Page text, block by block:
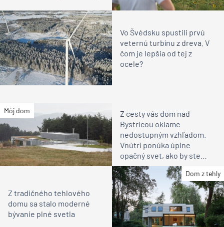
Vo Švédsku spustili prvú
veternú turbínu z dreva. V
čom je lepšia od tej z
ocele?
Môj dom
Z cesty vás dom nad
Bystricou oklame
nedostupným vzhľadom.
Vnútri ponúka úplne
opačný svet, ako by ste
čakali
Dom z tehly
Z tradičného tehlového
domu sa stalo moderné
bývanie plné svetla